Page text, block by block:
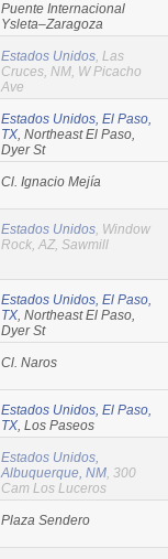
Puente Internacional
Ysleta–Zaragoza
Estados Unidos, Las
Cruces, NM, W Picacho
Ave
Estados Unidos, El Paso,
TX, Northeast El Paso,
Dyer St
Cl. Ignacio Mejía
Estados Unidos, Window
Rock, AZ, Sawmill
Estados Unidos, El Paso,
TX, Northeast El Paso,
Dyer St
Cl. Naros
Estados Unidos, El Paso,
TX, Los Paseos
Estados Unidos,
Albuquerque, NM, 300
Cam Los Luceros
Plaza Sendero